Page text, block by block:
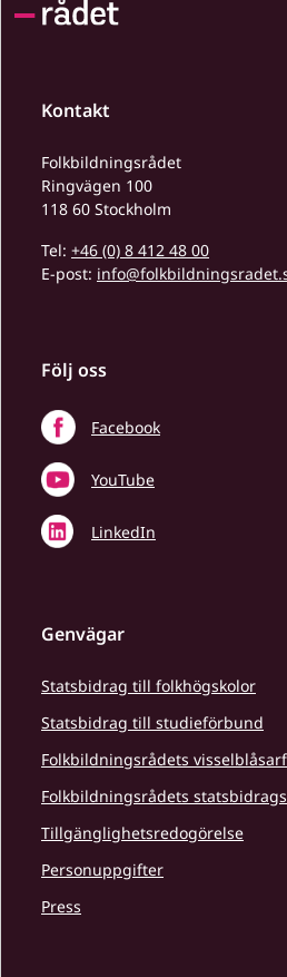
Kontakt
Folkbildningsrådet
Ringvägen 100
118 60 Stockholm
Tel: +46 (0) 8 412 48 00
E-post:
Följ oss
Facebook
YouTube
LinkedIn
Genvägar
Statsbidrag till folkhögskolor
Statsbidrag till studieförbund
Folkbildningsrådets
Folkbildningsrådets
Tillgänglighetsredogörelse
Personuppgifter
Press